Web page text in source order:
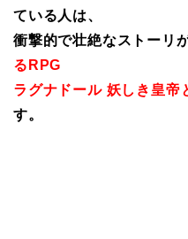
ている人は、
衝撃的で壮絶なストーリ
るRPG
ラグナドール 妖しき皇帝
す。